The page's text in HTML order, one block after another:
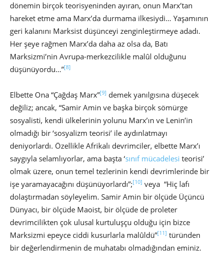
dönemin birçok teorisyeninden ayıran, onun Marx’tan
hareket etme ama Marx’da durmama ilkesiydi… Yaşamının
geri kalanını Marksist düşünceyi zenginleştirmeye adadı.
Her şeye rağmen Marx’da daha az olsa da, Batı
Marksizmi’nin Avrupa-merkezcilikle malûl olduğunu
düşünüyordu…”[8]
Elbette Ona “Çağdaş Marx”[9] demek yanılgısına düşecek
değiliz; ancak, “Samir Amin ve başka birçok sömürge
sosyalisti, kendi ülkelerinin yolunu Marx’ın ve Lenin’in
olmadığı bir ‘sosyalizm teorisi’ ile aydınlatmayı
deniyorlardı. Özellikle Afrikalı devrimciler, elbette Marx’ı
saygıyla selamlıyorlar, ama başta ‘sınıf mücadelesi teorisi’
olmak üzere, onun temel tezlerinin kendi devrimlerinde bir
işe yaramayacağını düşünüyorlardı”;[10] veya “Hiç lafı
dolaştırmadan söyleyelim. Samir Amin bir ölçüde Üçüncü
Dünyacı, bir ölçüde Maoist, bir ölçüde de proleter
devrimcilikten çok ulusal kurtuluşçu olduğu için bizce
Marksizmi epeyce ciddi kusurlarla malûldü”[11] türünden
bir değerlendirmenin de muhatabı olmadığından eminiz.